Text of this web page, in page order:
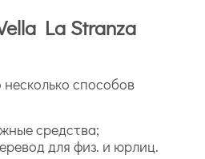
La Stranza
способов
средства;
для физ. и юрлиц.